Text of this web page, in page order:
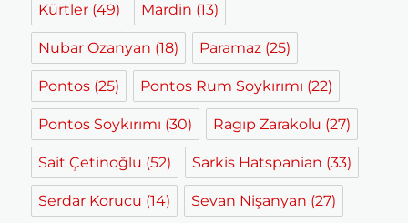
Kürtler (49) Mardin (13)
Nubar Ozanyan (18) Paramaz (25)
Pontos (25) Pontos Rum Soykırımı (22)
Pontos Soykırımı (30) Ragıp Zarakolu (27)
Sait Çetinoğlu (52) Sarkis Hatspanian (33)
Serdar Korucu (14) Sevan Nişanyan (27)